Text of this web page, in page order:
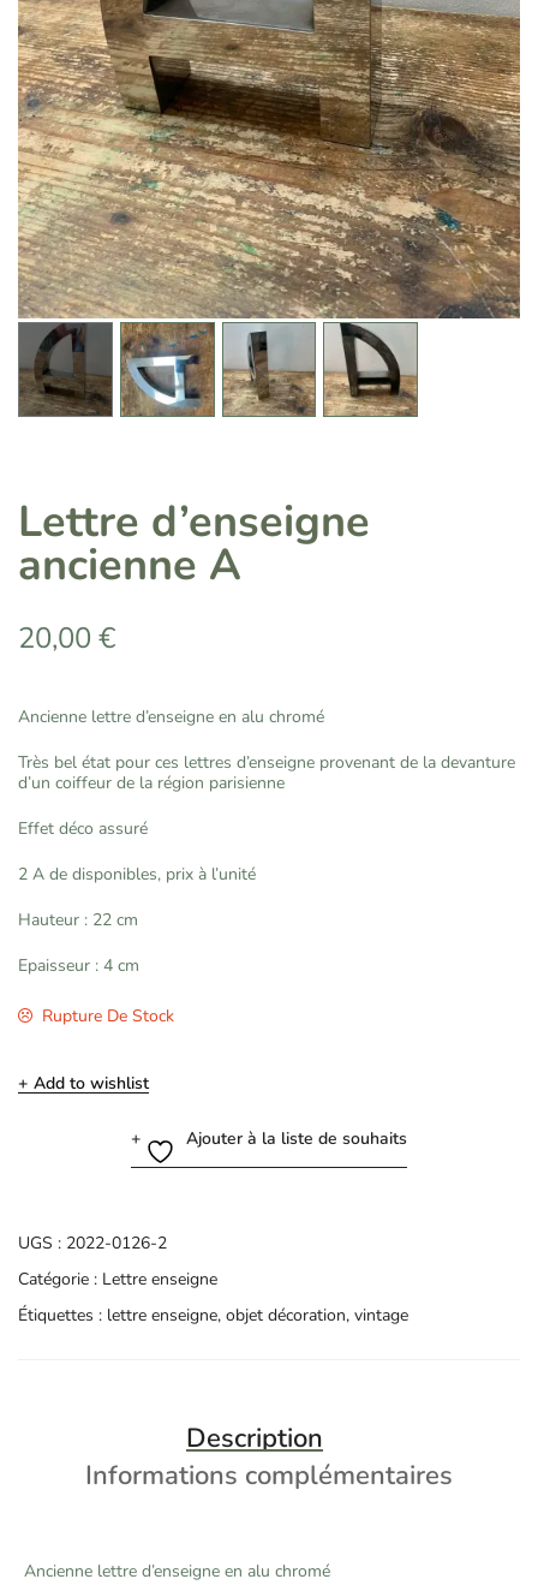
Lettre d’enseigne
ancienne A
20,00 €
Ancienne lettre d’enseigne en alu chromé
Très bel état pour ces lettres d’enseigne provenant de la devanture
d’un coiffeur de la région parisienne
Effet déco assuré
2 A de disponibles, prix à l’unité
Hauteur : 22 cm
Epaisseur : 4 cm
Rupture De Stock
Add to wishlist
Ajouter à la liste de souhaits
UGS : 2022-0126-2
Catégorie : Lettre enseigne
Étiquettes : lettre enseigne, objet décoration, vintage
Description
Informations complémentaires
Ancienne lettre d’enseigne en alu chromé